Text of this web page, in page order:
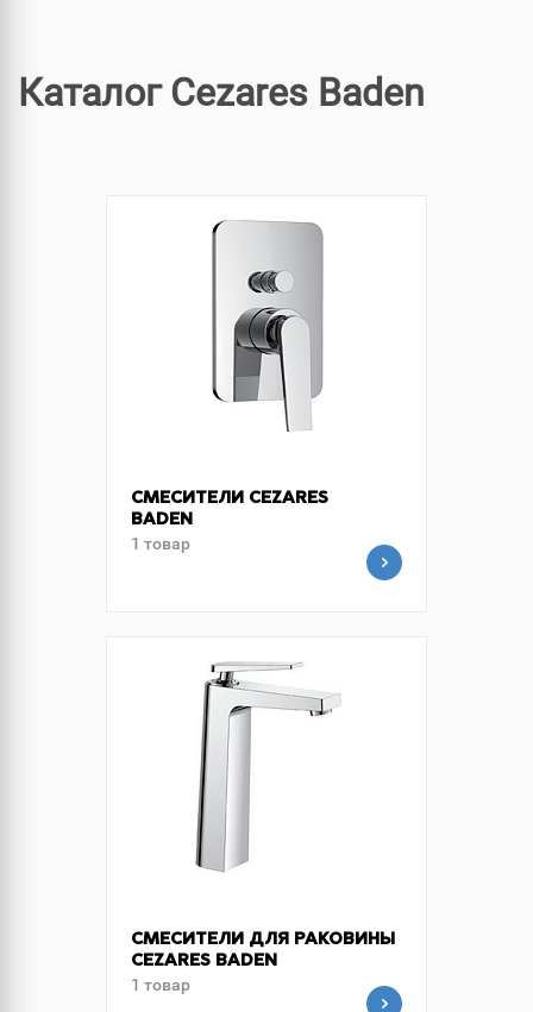
Каталог Cezares Baden
СМЕСИТЕЛИ CEZARES
BADEN
1 товар
СМЕСИТЕЛИ ДЛЯ РАКОВИНЫ
CEZARES BADEN
1 товар